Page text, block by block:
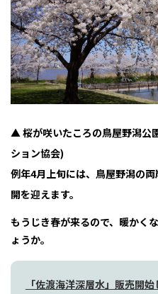
▲ 桜が咲いたころの鳥屋野潟公
ション協会)
例年4月上旬には、鳥屋野潟の
開を迎えます。
もうじき春が来るので、暖かく
ょうか。
「佐渡海洋深層水」販売開始